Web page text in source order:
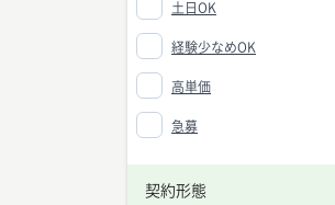
土日OK
経験少なめOK
高単価
急募
契約形態